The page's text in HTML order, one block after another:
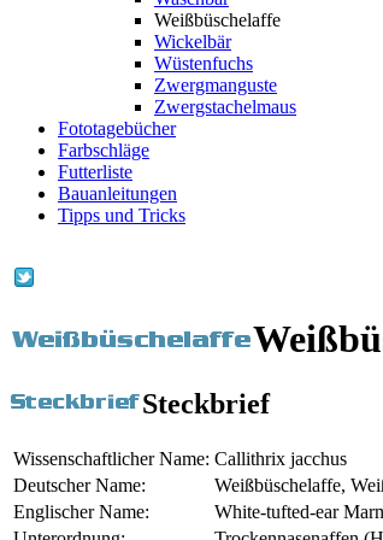
Weißbüschelaffe
Wickelbär
Wüstenfuchs
Zwergmanguste
Zwergstachelmaus
Fototagebücher
Farbschläge
Futterliste
Bauanleitungen
Tipps und Tricks
Steckbrief
Wissenschaftlicher Name: Callithrix jacchus
Deutscher Name:
Weißbüschelaffe,
Englischer Name:
White-tufted-ear